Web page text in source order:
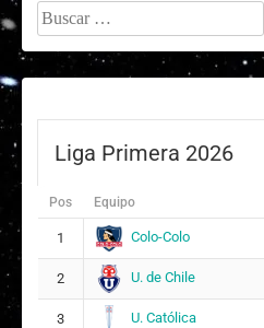
Buscar:
Liga Primera 2026
Pos Equipo
1 Colo-Colo
2 U. de Chile
3 U. Católica